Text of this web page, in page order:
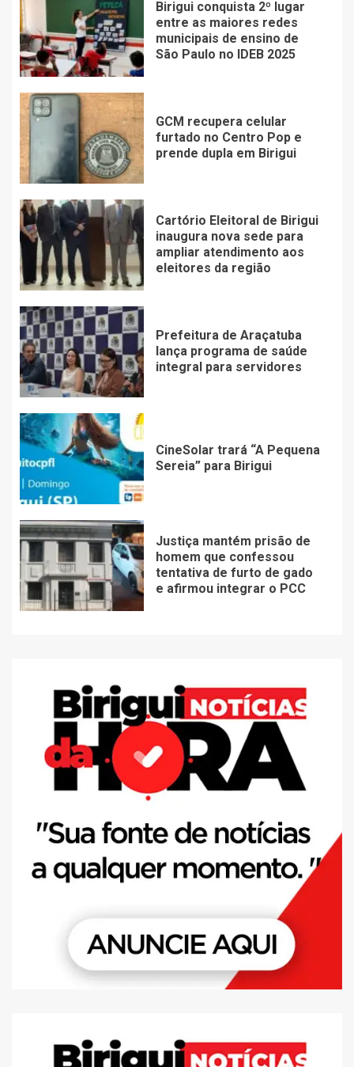
Birigui conquista 2º lugar
entre as maiores redes
municipais de ensino de
São Paulo no IDEB 2025
GCM recupera celular
furtado no Centro Pop e
prende dupla em Birigui
Cartório Eleitoral de Birigui
inaugura nova sede para
ampliar atendimento aos
eleitores da região
Prefeitura de Araçatuba
lança programa de saúde
integral para servidores
CineSolar trará “A Pequena
Sereia” para Birigui
Justiça mantém prisão de
homem que confessou
tentativa de furto de gado
e afirmou integrar o PCC